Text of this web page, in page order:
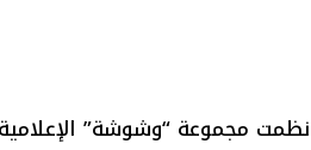
نظمت مجموعة “وشوشة”